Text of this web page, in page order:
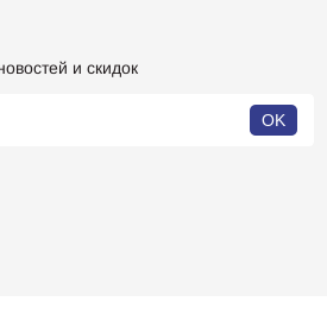
и скидок
OK